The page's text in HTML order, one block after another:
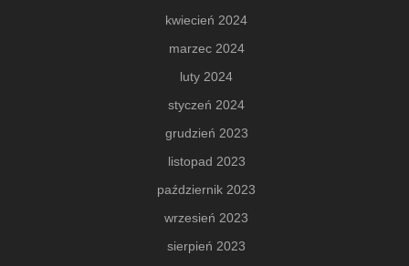
kwiecień 2024
marzec 2024
luty 2024
styczeń 2024
grudzień 2023
listopad 2023
październik 2023
wrzesień 2023
sierpień 2023